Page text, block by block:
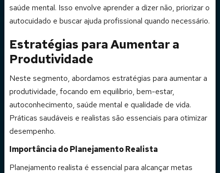
saúde mental. Isso envolve aprender a dizer não, priorizar o
autocuidado e buscar ajuda profissional quando necessário.
Estratégias para Aumentar a
Produtividade
Neste segmento, abordamos estratégias para aumentar a
produtividade, focando em equilíbrio, bem-estar,
autoconhecimento, saúde mental e qualidade de vida.
Práticas saudáveis e realistas são essenciais para otimizar
desempenho.
Importância do Planejamento Realista
Planejamento realista é essencial para alcançar metas